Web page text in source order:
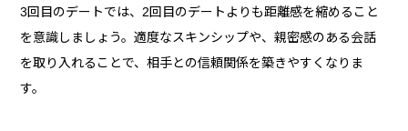
3回目のデートでは、2回目のデートよりも距離感を縮めること
を意識しましょう。適度なスキンシップや、親密感のある会話
を取り入れることで、相手との信頼関係を築きやすくなりま
す。